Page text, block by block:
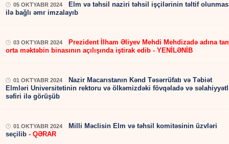
05 OKTYABR 2024
Elm və təhsil naziri təhsil işçilərinin təltif
ilə bağlı əmr imzalayıb
03 OKTYABR 2024
Prezident İlham Əliyev Mehdi Mehdizadə adına
orta məktəbin binasının açılışında iştirak edib - YENİLƏNİB
01 OKTYABR 2024
Nazir Macarıstanın Kənd Təsərrüfatı və Təbiət
Elmləri Universitetinin rektoru və ölkəmizdəki fövqəladə və
səfiri ilə görüşüb
01 OKTYABR 2024
Milli Məclisin Elm və təhsil komitəsinin üzvləri
seçilib- QƏRAR